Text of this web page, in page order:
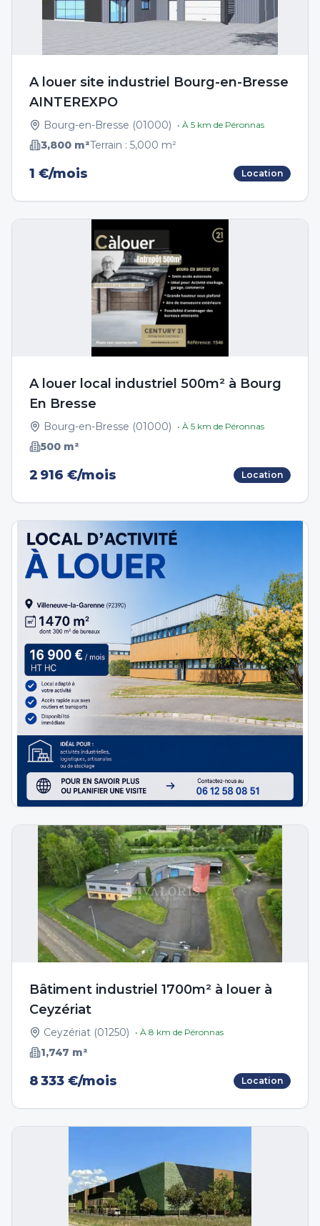
A louer site industriel Bourg-en-Bresse
AINTEREXPO
Bourg-en-Bresse (01000) • À 5 km de Péronnas
3,800 m²Terrain : 5,000 m²
1 €/mois Location
A louer local industriel 500m² à Bourg
En Bresse
Bourg-en-Bresse (01000) • À 5 km de Péronnas
500 m²
2 916 €/mois Location
Bâtiment industriel 1700m² à louer à
Ceyzériat
Ceyzériat (01250) • À 8 km de Péronnas
1,747 m²
8 333 €/mois Location